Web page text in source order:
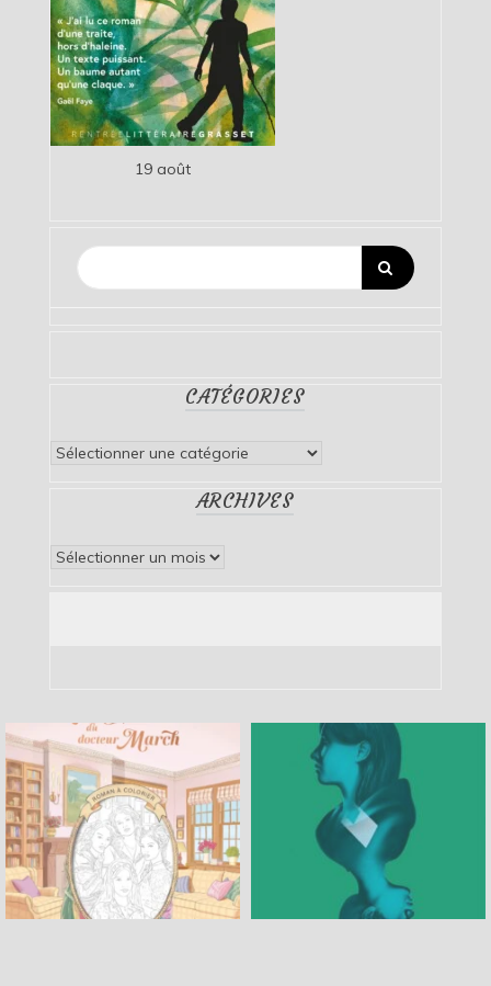
19 août
CATÉGORIES
Catégories
ARCHIVES
Archives